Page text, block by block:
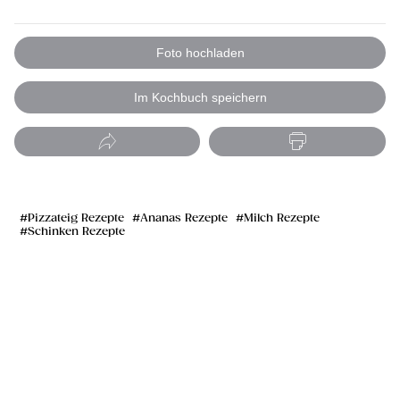
Foto hochladen
Im Kochbuch speichern
Pizzateig Rezepte Ananas Rezepte
Milch Rezepte
Schinken Rezepte